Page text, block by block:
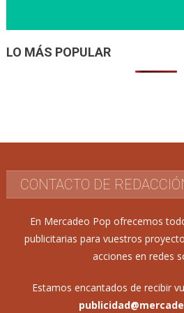
LO MÁS POPULAR
CONTACTO DE
En Mercadeo Pop ofrecemos
publicitarias para vuestros
acciones en redes
Estamos encantados de recibir